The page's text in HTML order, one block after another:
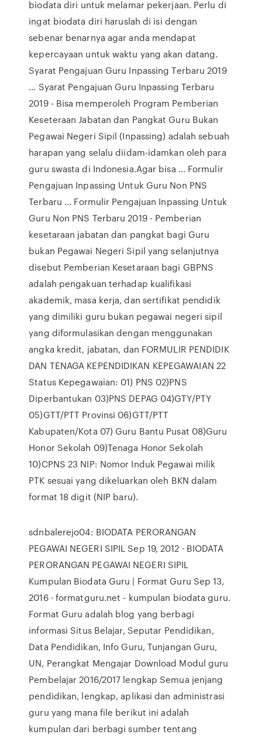
biodata diri untuk melamar pekerjaan. Perlu di
ingat biodata diri haruslah di isi dengan
sebenar benarnya agar anda mendapat
kepercayaan untuk waktu yang akan datang.
Syarat Pengajuan Guru Inpassing Terbaru 2019
... Syarat Pengajuan Guru Inpassing Terbaru
2019 - Bisa memperoleh Program Pemberian
Keseteraan Jabatan dan Pangkat Guru Bukan
Pegawai Negeri Sipil (Inpassing) adalah sebuah
harapan yang selalu diidam-idamkan oleh para
guru swasta di Indonesia.Agar bisa … Formulir
Pengajuan Inpassing Untuk Guru Non PNS
Terbaru ... Formulir Pengajuan Inpassing Untuk
Guru Non PNS Terbaru 2019 - Pemberian
kesetaraan jabatan dan pangkat bagi Guru
bukan Pegawai Negeri Sipil yang selanjutnya
disebut Pemberian Kesetaraan bagi GBPNS
adalah pengakuan terhadap kualifikasi
akademik, masa kerja, dan sertifikat pendidik
yang dimiliki guru bukan pegawai negeri sipil
yang diformulasikan dengan menggunakan
angka kredit, jabatan, dan FORMULIR PENDIDIK
DAN TENAGA KEPENDIDIKAN KEPEGAWAIAN 22
Status Kepegawaian: 01) PNS 02)PNS
Diperbantukan 03)PNS DEPAG 04)GTY/PTY
05)GTT/PTT Provinsi 06)GTT/PTT
Kabupaten/Kota 07) Guru Bantu Pusat 08)Guru
Honor Sekolah 09)Tenaga Honor Sekolah
10)CPNS 23 NIP: Nomor Induk Pegawai milik
PTK sesuai yang dikeluarkan oleh BKN dalam
format 18 digit (NIP baru).
sdnbalerejo04: BIODATA PERORANGAN
PEGAWAI NEGERI SIPIL Sep 19, 2012 · BIODATA
PERORANGAN PEGAWAI NEGERI SIPIL
Kumpulan Biodata Guru | Format Guru Sep 13,
2016 · formatguru.net - kumpulan biodata guru.
Format Guru adalah blog yang berbagi
informasi Situs Belajar, Seputar Pendidikan,
Data Pendidikan, Info Guru, Tunjangan Guru,
UN, Perangkat Mengajar Download Modul guru
Pembelajar 2016/2017 lengkap Semua jenjang
pendidikan, lengkap, aplikasi dan administrasi
guru yang mana file berikut ini adalah
kumpulan dari berbagi sumber tentang